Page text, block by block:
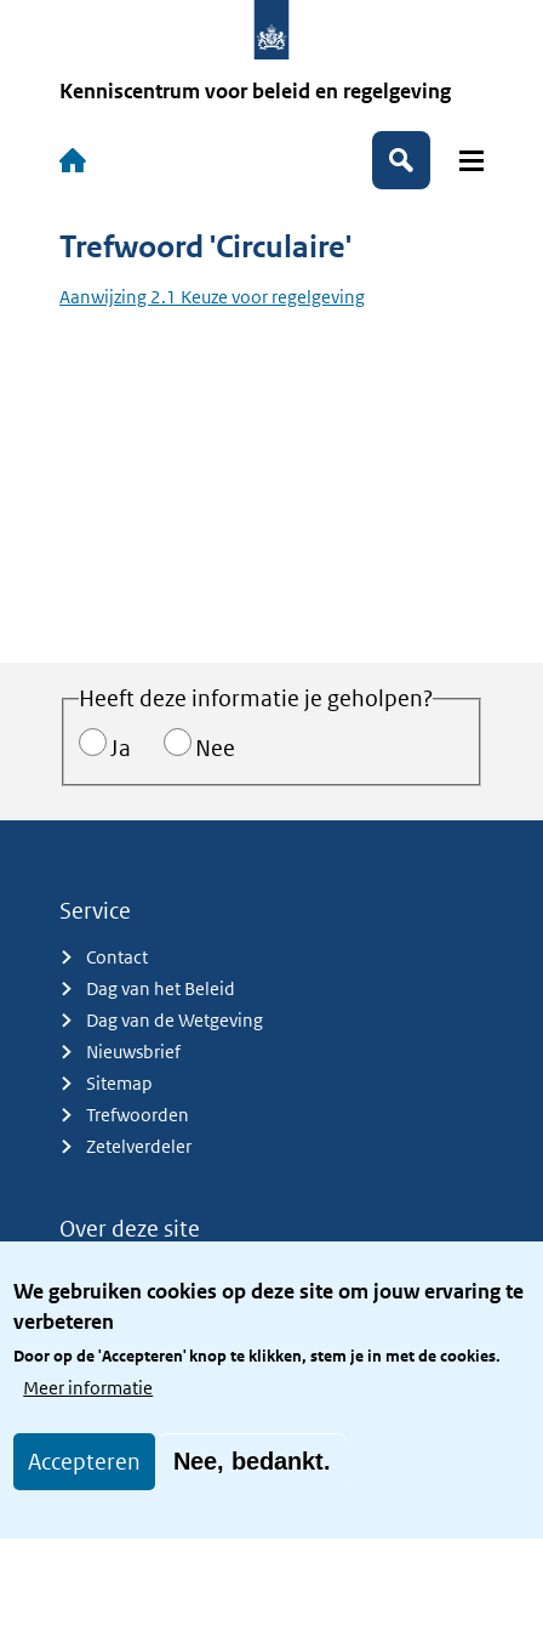
We gebruiken cookies op deze site om jouw ervaring te
verbeteren
Door op de 'Accepteren' knop te klikken, stem je in met de cookies.
Meer informatie
Accepteren Nee, bedankt.
Kenniscentrum voor beleid en regelgeving
Hoofdnavigatie
Zoeken
Trefwoord 'Circulaire'
Aanwijzing 2.1 Keuze voor regelgeving
Heeft deze informatie je geholpen?
Ja
Nee
Service
Contact
Dag van het Beleid
Dag van de Wetgeving
Nieuwsbrief
Sitemap
Trefwoorden
Zetelverdeler
Over deze site
Privacy
Toegang site openbaar
Toegankelijkheid